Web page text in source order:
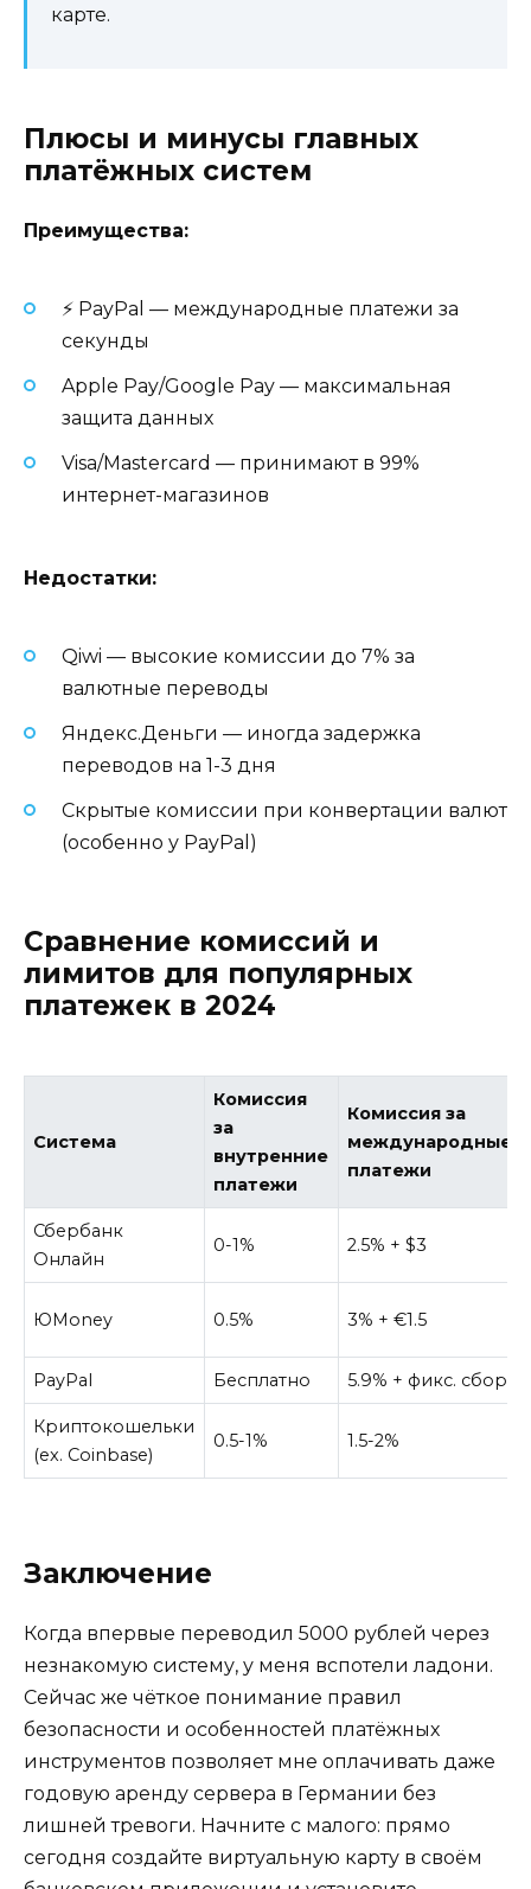
карте.
Плюсы и минусы главных
платёжных систем
Преимущества:
⚡️ PayPal — международные платежи за
секунды
Apple Pay/Google Pay — максимальная
защита данных
Visa/Mastercard — принимают в 99%
интернет-магазинов
Недостатки:
Qiwi — высокие комиссии до 7% за
валютные переводы
Яндекс.Деньги — иногда задержка
переводов на 1-3 дня
Скрытые комиссии при конвертации валют
(особенно у PayPal)
Сравнение комиссий и
лимитов для популярных
платежек в 2024
Система
Комиссия
за
внутренние
платежи
Комиссия за
международные
платежи
Сбербанк
Онлайн
0-1% 2.5% + $3
ЮMoney 0.5% 3% + €1.5
PayPal Бесплатно 5.9% + фикс. сбор
Криптокошельки
(ex. Coinbase)
0.5-1% 1.5-2%
Заключение
Когда впервые переводил 5000 рублей через
незнакомую систему, у меня вспотели ладони.
Сейчас же чёткое понимание правил
безопасности и особенностей платёжных
инструментов позволяет мне оплачивать даже
годовую аренду сервера в Германии без
лишней тревоги. Начните с малого: прямо
сегодня создайте виртуальную карту в своём